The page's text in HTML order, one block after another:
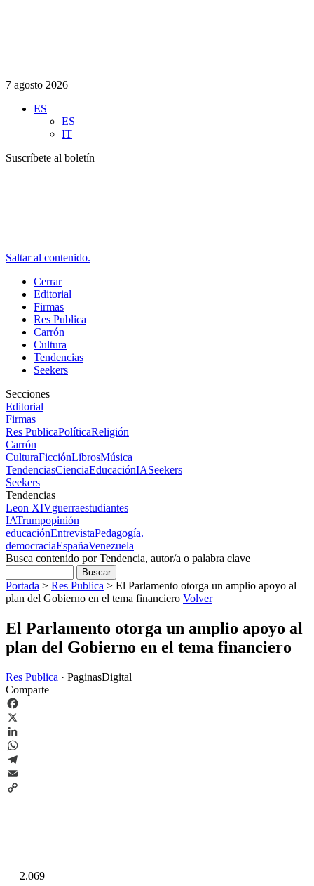
7 agosto 2026
ES
ES
IT
Suscríbete al boletín
Saltar al contenido.
Cerrar
Editorial
Firmas
Res Publica
Carrón
Cultura
Tendencias
Seekers
Secciones
Editorial
Firmas
Res PublicaPolíticaReligión
Carrón
CulturaFicciónLibrosMúsica
TendenciasCienciaEducaciónIASeekers
Seekers
Tendencias
Leon XIVguerraestudiantes
IATrumpopinión
educaciónEntrevistaPedagogía.
democraciaEspañaVenezuela
Busca contenido por Tendencia, autor/a o palabra clave
Portada > Res Publica > El Parlamento otorga un amplio apoyo al
plan del Gobierno en el tema financiero Volver
El Parlamento otorga un amplio apoyo al
plan del Gobierno en el tema financiero
Res Publica · PaginasDigital
Comparte
Facebook
X
LinkedIn
WhatsApp
Telegram
Email
2.069